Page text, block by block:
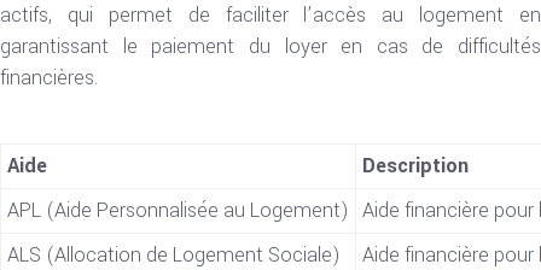
actifs, qui permet de faciliter l’accès au logement en
garantissant le paiement du loyer en cas de difficultés
financières.
Aide
Description
APL (Aide Personnalisée au Logement) Aide financière
ALS (Allocation de Logement Sociale)
Aide financière